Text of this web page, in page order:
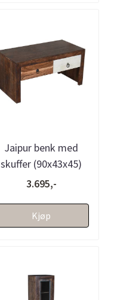
Jaipur benk med
skuffer (90x43x45)
3.695,-
Kjøp